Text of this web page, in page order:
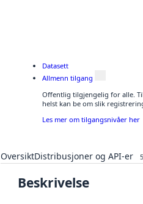
Datasett
Allmenn tilgang
Offentlig tilgjengelig for alle.
helst kan be om slik
Les mer om tilgangsnivåer her
OversiktDistribusjoner og API-er 5
Beskrivelse